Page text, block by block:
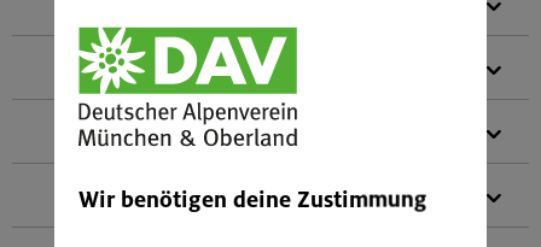
Gebietsführer
Alpinhelm
Teleskopstöcke
Wir benötigen deine Zustimmung